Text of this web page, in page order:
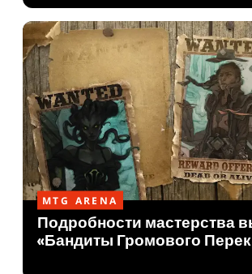
MTG ARENA
Подробности мастерства
«Бандиты Громового